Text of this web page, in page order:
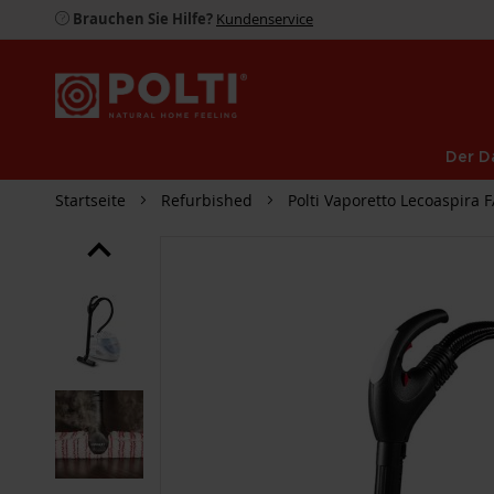
Brauchen Sie Hilfe? Kundenservice
Der
Startseite Refurbished Polti Vaporetto Lecoaspira
ZUM
DER
BILDGALERIE
SPRINGEN